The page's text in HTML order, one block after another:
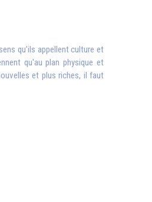
qu’ils appellent culture et
qu'au plan physique et
et plus riches, il faut